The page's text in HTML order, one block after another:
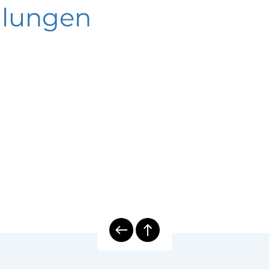
| Temperaturmessung auf Nutzfahrzeugen